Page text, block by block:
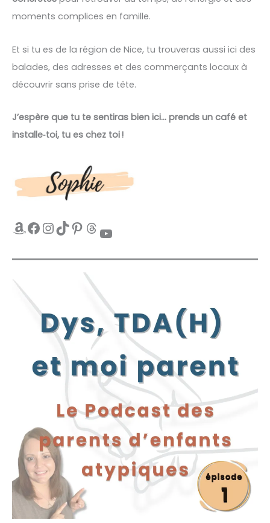
moments complices en famille.
Et si tu es de la région de Nice, tu trouveras aussi ici des
balades, des adresses et des commerçants locaux à
découvrir sans prise de tête.
J’espère que tu te sentiras bien ici… prends un café et
installe‑toi, tu es chez toi !
Amazon Facebook InstagramTikTok Pinterest Threads YouTube